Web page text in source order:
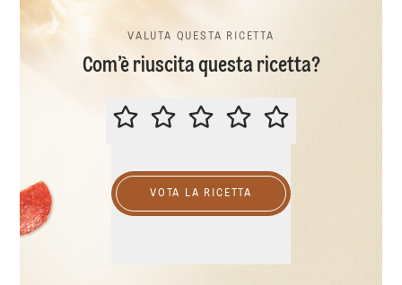
VALUTA QUESTA RICETTA
Com’è riuscita questa ricetta?
VALUTA QUESTA RICETTA
VOTA LA RICETTA